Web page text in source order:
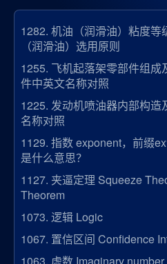
1282. 机油（润滑油）粘度等
（润滑油）选用原则
1255. 飞机起落架零部件组成
件中英文名称对照
1225. 发动机喷油器内部构造
名称对照
1129. 指数 exponent，前缀
是什么意思？
1127. 夹逼定理 Squeeze
Theorem
1073. 逻辑 Logic
1067. 置信区间 Confidence